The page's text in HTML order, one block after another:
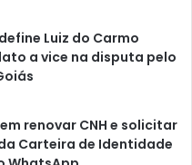
Luiz do Carmo
a vice na disputa pelo
renovar CNH e solicitar
Carteira de Identidade